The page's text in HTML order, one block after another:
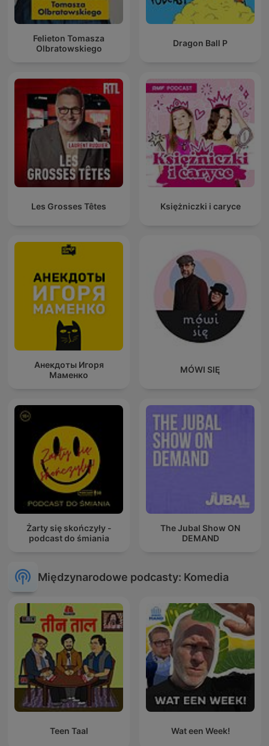
Felieton Tomasza
Olbratowskiego
Dragon Ball P
Les Grosses Têtes Księżniczki i caryce
Анекдоты Игоря
Маменко
MÓWI SIĘ
Żarty się skończyły -
podcast do śmiania
The Jubal Show ON
DEMAND
Międzynarodowe podcasty: Komedia
Teen Taal Wat een Week!